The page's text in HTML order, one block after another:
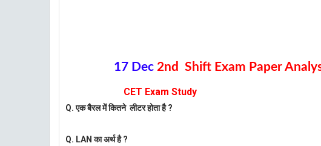
17 Dec 2nd Shift Exam Paper
CET Exam Study
Q. एक बैरल में कितने लीटर होता है ?
Q. LAN का अर्थ है ?